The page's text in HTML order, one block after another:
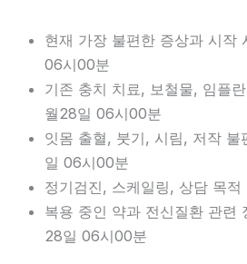
현재 가장 불편한 증상과 시작
06시00분
기존 충치 치료, 보철물, 임플
월28일 06시00분
잇몸 출혈, 붓기, 시림, 저작
일 06시00분
정기검진, 스케일링, 상담 목적
복용 중인 약과 전신질환 관련
28일 06시00분